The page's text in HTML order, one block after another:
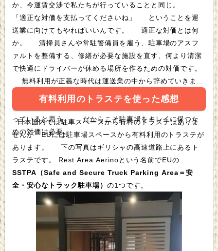
か、今運賃交渉で私たちが行っていることと同じ。
「適正な対価を支払ってくださいね」 ということを運
送業に向けてもやればいいんです。 適正な対価とは何
か。 清掃員さんや常駐警備員を雇う、駐車場のアスフ
ァルトを整備する、修繕が必要な施設を直す、何より清潔
で快適にドライバーが休める場所を作るための対価です。
んか、という提案。 トラステの宿泊施設よりも駐車場
でトラックで寝る方が断然いい、というドライバーさんだ
っていると思う。 だからこそ駐車場をキレイに保つた
めの対価は必要。
有料利用のトラステを使った感想
日本国内では駐車スペースから有料のトラステはありま
せんが EUには駐車場スペースから有料利用のトラステが
あります。 下の写真はギリシャの高速道路上にあるト
ラステです。 Rest Area Aerinoという名前でEUの
SSTPA（Safe and Secure Truck Parking Area＝安
全・安心なトラック駐車場）